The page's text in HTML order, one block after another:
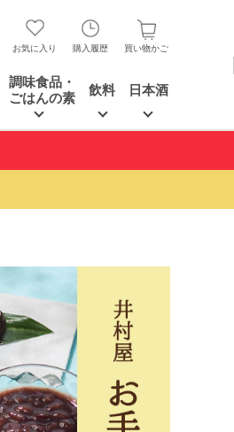
お気に入り 購入履歴 買い物かご
調味食品・
ごはんの素
飲料 日本酒